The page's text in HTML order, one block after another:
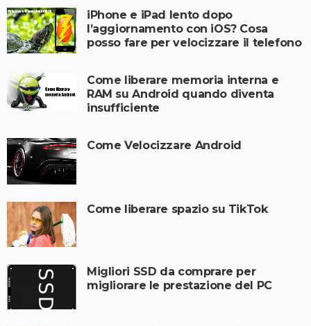
iPhone e iPad lento dopo
l’aggiornamento con iOS? Cosa
posso fare per velocizzare il telefono
Come liberare memoria interna e
RAM su Android quando diventa
insufficiente
Come Velocizzare Android
Come liberare spazio su TikTok
Migliori SSD da comprare per
migliorare le prestazione del PC